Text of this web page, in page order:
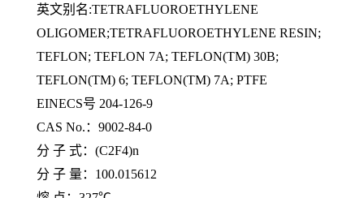
英文别名:TETRAFLUOROETHYLENE
OLIGOMER;TETRAFLUOROETHYLENE RESIN;
TEFLON; TEFLON 7A; TEFLON(TM) 30B;
TEFLON(TM) 6; TEFLON(TM) 7A; PTFE
EINECS号 204-126-9
CAS No.：9002-84-0
分 子 式：(C2F4)n
分 子 量：100.015612